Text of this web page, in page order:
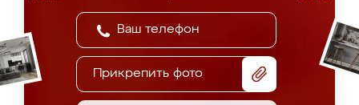
Прикрепить фото